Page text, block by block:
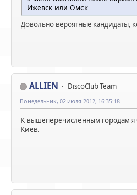
Ижевск или Омск
Довольно вероятные кандидаты,
ALLIEN
DiscoClub Team
Понедельник, 02 июля 2012, 16:35:18
К вышеперечисленным городам я
Киев.